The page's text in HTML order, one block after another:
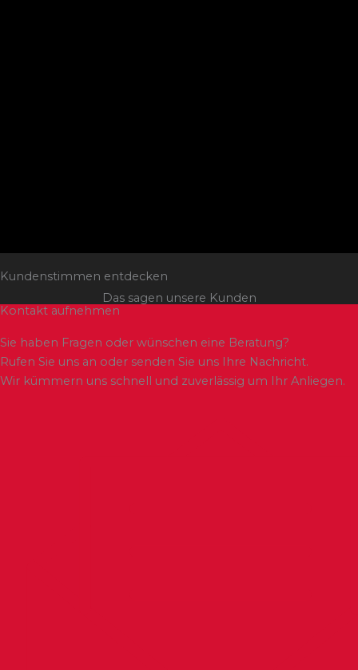
Kundenstimmen entdecken
Das sagen unsere Kunden
Kontakt aufnehmen
Sie haben Fragen oder wünschen eine Beratung?
Rufen Sie uns an oder senden Sie uns Ihre Nachricht.
Wir kümmern uns schnell und zuverlässig um Ihr Anliegen.